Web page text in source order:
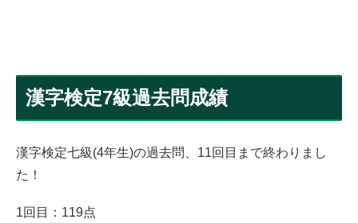
漢字検定7級過去問成績
漢字検定七級(4年生)の過去問、11回目まで終わりまし
た！
1回目：119点